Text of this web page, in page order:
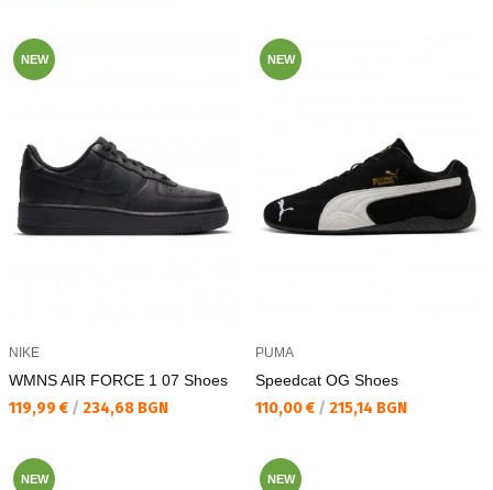
NEW
NIKE
WMNS AIR FORCE 1 07 Shoes
Текуща цена:
119,99 € / 234,68 BGN
NEW
PUMA
Speedcat OG Shoes
Текуща цена:
110,00 € / 215,14 BGN
NEW NEW